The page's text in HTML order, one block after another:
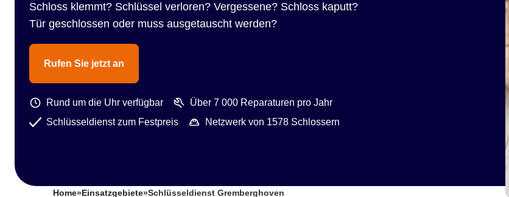
Schloss klemmt? Schlüssel verloren? Vergessene? Schloss kaputt?
Tür geschlossen oder muss ausgetauscht werden?
Rufen Sie jetzt an
Rund um die Uhr verfügbar
Über 7 000 Reparaturen pro Jahr
Schlüsseldienst zum Festpreis
Netzwerk von 1578 Schlossern
Home» Einsatzgebiete»Schlüsseldienst Gremberghoven